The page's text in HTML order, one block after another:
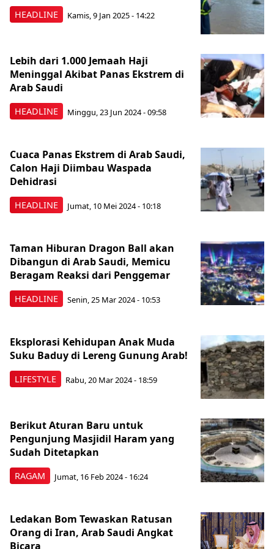
HEADLINE Kamis, 9 Jan 2025 - 14:22
HEADLINE
Lebih dari 1.000 Jemaah Haji
Meninggal Akibat Panas Ekstrem di
Arab Saudi
Minggu, 23 Jun 2024 - 09:58
HEADLINE
Cuaca Panas Ekstrem di Arab Saudi,
Calon Haji Diimbau Waspada
Dehidrasi
Jumat, 10 Mei 2024 - 10:18
HEADLINE
Taman Hiburan Dragon Ball akan
Dibangun di Arab Saudi, Memicu
Beragam Reaksi dari Penggemar
Senin, 25 Mar 2024 - 10:53
LIFESTYLE
Eksplorasi Kehidupan Anak Muda
Suku Baduy di Lereng Gunung Arab!
Rabu, 20 Mar 2024 - 18:59
RAGAM
Berikut Aturan Baru untuk
Pengunjung Masjidil Haram yang
Sudah Ditetapkan
Jumat, 16 Feb 2024 - 16:24
Ledakan Bom Tewaskan Ratusan
Orang di Iran, Arab Saudi Angkat
Bicara